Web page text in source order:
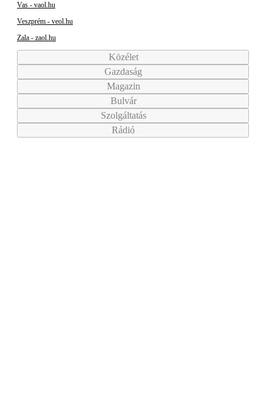
Vas - vaol.hu
Veszprém - veol.hu
Zala - zaol.hu
Közélet
Gazdaság
Magazin
Bulvár
Szolgáltatás
Rádió